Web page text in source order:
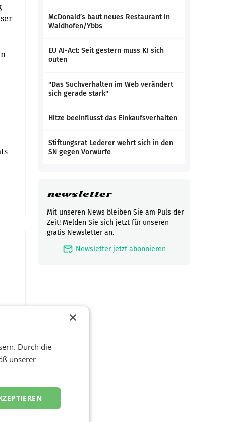
McDonald’s baut neues Restaurant in
Waidhofen/Ybbs
EU AI-Act: Seit gestern muss KI sich
outen
"Das Suchverhalten im Web verändert
sich gerade stark"
Hitze beeinflusst das Einkaufsverhalten
Stiftungsrat Lederer wehrt sich in den
SN gegen Vorwürfe
newsletter
Mit unseren News bleiben Sie am Puls der
Zeit! Melden Sie sich jetzt für unseren
gratis Newsletter an.
mark_email_read Newsletter jetzt abonnieren
×
Durch die
unserer